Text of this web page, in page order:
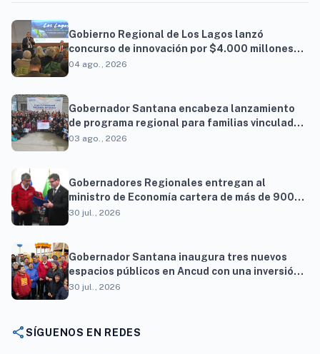
Gobierno Regional de Los Lagos lanzó
concurso de innovación por $4.000 millones
para resolver brechas productivas del
04 ago., 2026
Gobernador Santana encabeza lanzamiento
de programa regional para familias vinculadas
al autismo
03 ago., 2026
Gobernadores Regionales entregan al
ministro de Economía cartera de más de 900
proyectos que proyectan generar cerca de 27
30 jul., 2026
Gobernador Santana inaugura tres nuevos
espacios públicos en Ancud con una inversión
superior a $294 millones
30 jul., 2026
shareSÍGUENOS EN REDES